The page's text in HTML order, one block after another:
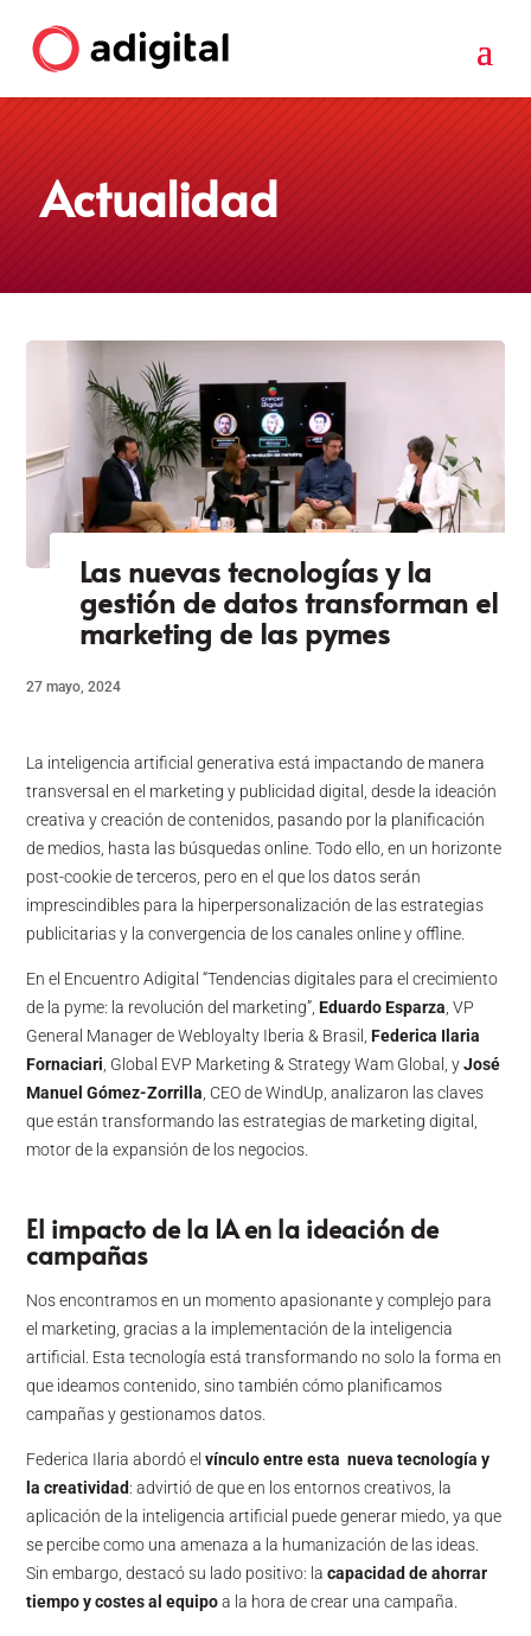
Actualidad
Las nuevas tecnologías y la
gestión de datos transforman el
marketing de las pymes
27 mayo, 2024
La inteligencia artificial generativa está impactando de manera
transversal en el marketing y publicidad digital, desde la ideación
creativa y creación de contenidos, pasando por la planificación
de medios, hasta las búsquedas online. Todo ello, en un horizonte
post-cookie de terceros, pero en el que los datos serán
imprescindibles para la hiperpersonalización de las estrategias
publicitarias y la convergencia de los canales online y offline.
En el Encuentro Adigital “Tendencias digitales para el crecimiento
de la pyme: la revolución del marketing”,Eduardo Esparza , VP
General Manager de Webloyalty Iberia & Brasil,Federica Ilaria
Fornaciari , Global EVP Marketing & Strategy Wam Global, yJosé
Manuel Gómez-Zorrilla , CEO de WindUp, analizaron las claves
que están transformando las estrategias de marketing digital,
motor de la expansión de los negocios.
El impacto de la IA en la ideación de
campañas
Nos encontramos en un momento apasionante y complejo para
el marketing, gracias a la implementación de la inteligencia
artificial. Esta tecnología está transformando no solo la forma en
que ideamos contenido, sino también cómo planificamos
campañas y gestionamos datos.
Federica Ilaria abordó elvínculo entre esta nueva tecnología y
la creatividad: advirtió de que en los entornos creativos, la
aplicación de la inteligencia artificial puede generar miedo, ya que
se percibe como una amenaza a la humanización de las ideas.
Sin embargo, destacó su lado positivo: lacapacidad de ahorrar
tiempo y costes al equipoa la hora de crear una campaña.